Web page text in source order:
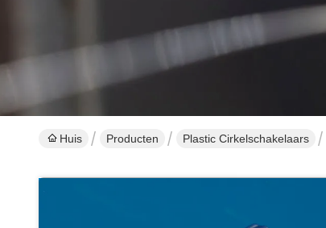
Huis Producten Plastic Cirkelschakelaars